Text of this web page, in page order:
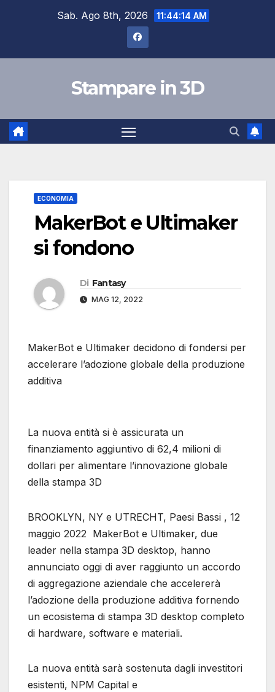
Sab. Ago 8th, 2026 11:44:15 AM
Stampare in 3D
ECONOMIA
MakerBot e Ultimaker
si fondono
Di Fantasy
MAG 12, 2022
MakerBot e Ultimaker decidono di fondersi per
accelerare l’adozione globale della produzione
additiva
La nuova entità si è assicurata un
finanziamento aggiuntivo di 62,4 milioni di
dollari per alimentare l’innovazione globale
della stampa 3D
BROOKLYN, NY e UTRECHT, Paesi Bassi , 12
maggio 2022 MakerBot e Ultimaker, due
leader nella stampa 3D desktop, hanno
annunciato oggi di aver raggiunto un accordo
di aggregazione aziendale che accelererà
l’adozione della produzione additiva fornendo
un ecosistema di stampa 3D desktop completo
di hardware, software e materiali.
La nuova entità sarà sostenuta dagli investitori
esistenti, NPM Capital e